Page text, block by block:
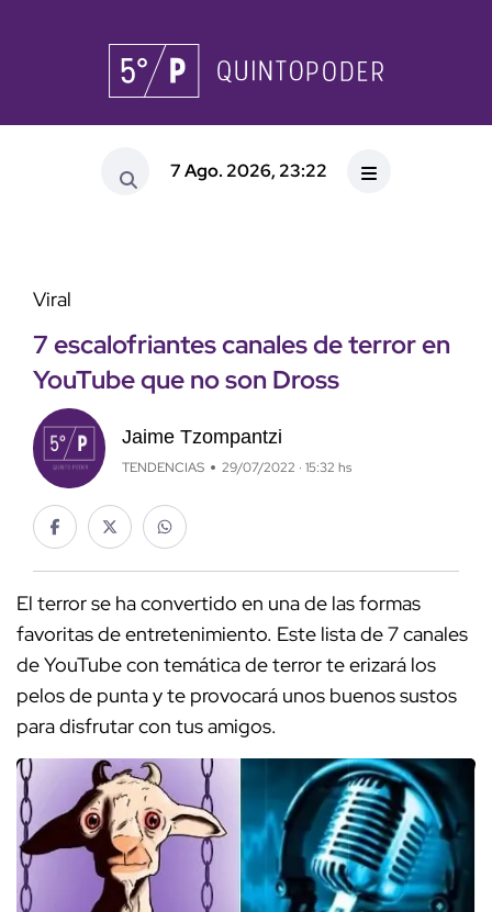
7 Ago. 2026, 23:22
Viral
7 escalofriantes canales de terror en
YouTube que no son Dross
Jaime Tzompantzi
TENDENCIAS 29/07/2022 · 15:32 hs
El terror se ha convertido en una de las formas
favoritas de entretenimiento. Este lista de 7 canales
de YouTube con temática de terror te erizará los
pelos de punta y te provocará unos buenos sustos
para disfrutar con tus amigos.